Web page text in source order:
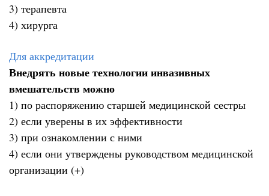
3) терапевта
4) хирурга
Для аккредитации
Внедрять новые технологии инвазивных
вмешательств можно
1) по распоряжению старшей медицинской сестры
2) если уверены в их эффективности
3) при ознакомлении с ними
4) если они утверждены руководством медицинской
организации (+)